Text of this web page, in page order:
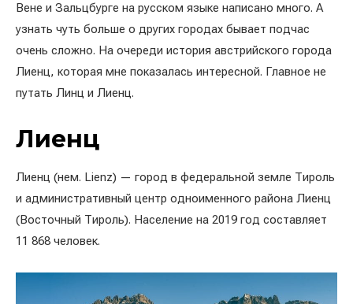
Вене и Зальцбурге на русском языке написано много. А
узнать чуть больше о других городах бывает подчас
очень сложно. На очереди история австрийского города
Лиенц, которая мне показалась интересной. Главное не
путать Линц и Лиенц.
Лиенц
Лиенц (нем. Lienz) — город в федеральной земле Тироль
и административный центр одноименного района Лиенц
(Восточный Тироль). Население на 2019 год составляет
11 868 человек.